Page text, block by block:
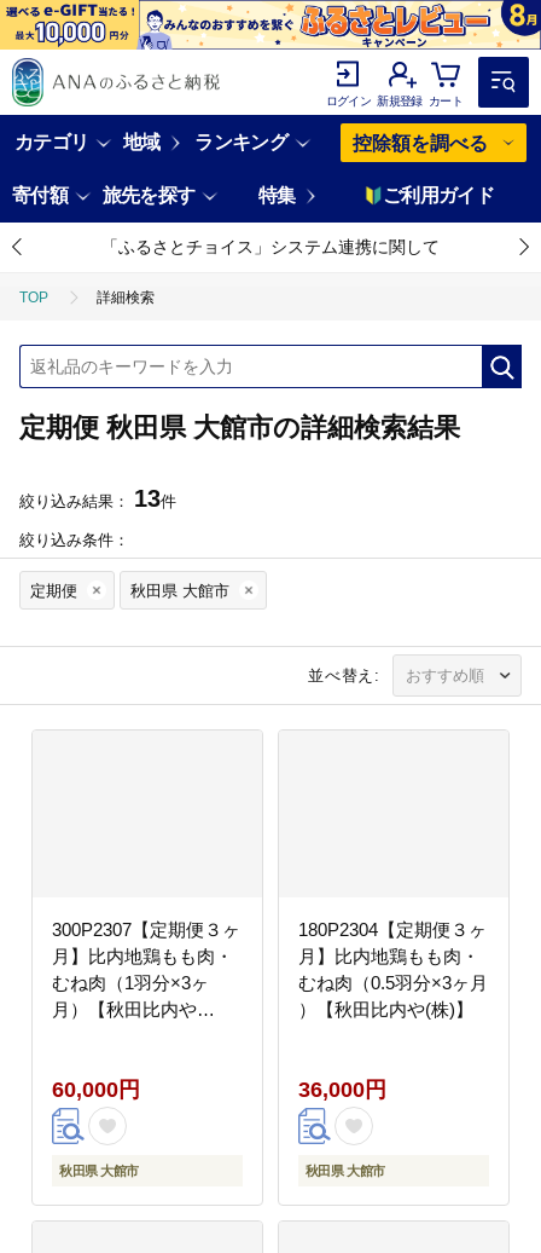
ログイン 新規登録 カート
カテゴリ 地域 ランキング 控除額を調べる
寄付額 旅先を探す 特集 ご利用ガイド
「ふるさとチョイス」システム連携に関して
TOP 詳細検索
定期便 秋田県 大館市の詳細検索結果
絞り込み結果： 13件
絞り込み条件：
定期便 秋田県 大館市
並べ替え:
300P2307【定期便３ヶ
月】比内地鶏もも肉・
むね肉（1羽分×3ヶ
月）【秋田比内や
60,000円
秋田県 大館市
180P2304【定期便３ヶ
月】比内地鶏もも肉・
むね肉（0.5羽分×3ヶ月
）【秋田比内や(株)】
36,000円
秋田県 大館市